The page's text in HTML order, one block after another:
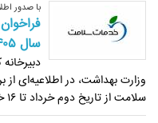
با صدور
سال ۱۴۰۵
وزارت بهداشت، در اطلاعیه‌ای از
سلامت از تاریخ دوم خرداد تا ۱۶ خرداد ۱۴۰۵ خبر داد.